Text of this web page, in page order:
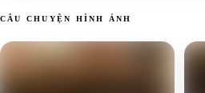
CÂU CHUYỆN HÌNH ẢNH